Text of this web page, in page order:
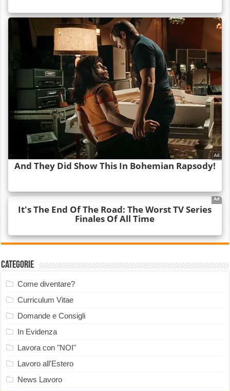
Categorie
Come diventare?
Curriculum Vitae
Domande e Consigli
In Evidenza
Lavora con "NOI"
Lavoro all'Estero
News Lavoro